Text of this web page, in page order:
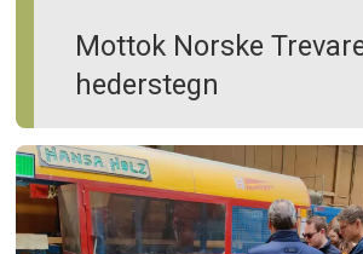
Mottok Norske
hederstegn